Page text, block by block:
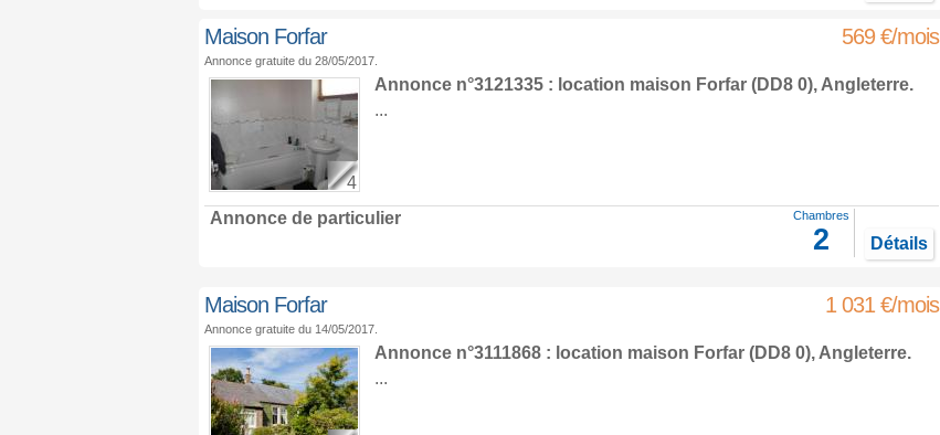
Maison Forfar 569 €/mois
Annonce gratuite du 28/05/2017.
4
Annonce n°3121335 : location maison Forfar(DD8 0), Angleterre.
...
Annonce de particulier Chambres
2 Détails
Maison Forfar 1 031 €/mois
Annonce gratuite du 14/05/2017.
Annonce n°3111868 : location maison Forfar(DD8 0), Angleterre.
...